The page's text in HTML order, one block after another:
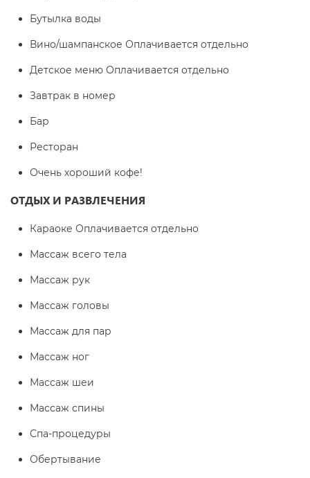
Бутылка воды
Вино/шампанское Оплачивается отдельно
Детское меню Оплачивается отдельно
Завтрак в номер
Бар
Ресторан
Очень хороший кофе!
ОТДЫХ И РАЗВЛЕЧЕНИЯ
Караоке Оплачивается отдельно
Массаж всего тела
Массаж рук
Массаж головы
Массаж для пар
Массаж ног
Массаж шеи
Массаж спины
Спа-процедуры
Обертывание